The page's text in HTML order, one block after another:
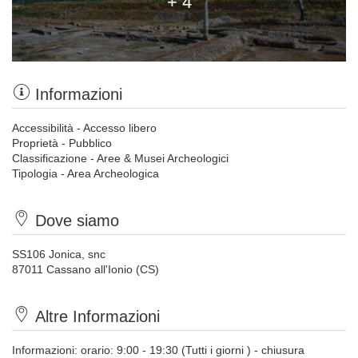
Informazioni
Accessibilità - Accesso libero
Proprietà - Pubblico
Classificazione - Aree & Musei Archeologici
Tipologia - Area Archeologica
Dove siamo
SS106 Jonica, snc
87011 Cassano all'Ionio (CS)
Altre Informazioni
Informazioni: orario: 9:00 - 19:30 (Tutti i giorni ) - chiusura